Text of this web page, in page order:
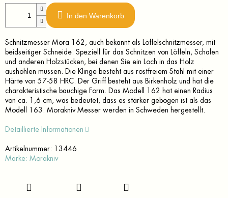
In den Warenkorb
Schnitzmesser Mora 162, auch bekannt als Löffelschnitzmesser, mit
beidseitiger Schneide. Speziell für das Schnitzen von Löffeln, Schalen
und anderen Holzstücken, bei denen Sie ein Loch in das Holz
aushöhlen müssen. Die Klinge besteht aus rostfreiem Stahl mit einer
Härte von 57-58 HRC. Der Griff besteht aus Birkenholz und hat die
charakteristische bauchige Form. Das Modell 162 hat einen Radius
von ca. 1,6 cm, was bedeutet, dass es stärker gebogen ist als das
Modell 163. Morakniv Messer werden in Schweden hergestellt.
Detaillierte Informationen
Artikelnummer:
13446
Marke: Morakniv